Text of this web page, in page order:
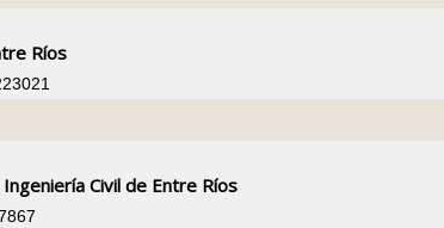
Ríos
Civil de Entre Ríos